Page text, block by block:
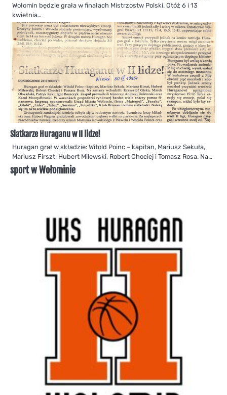
Wołomin będzie grała w finałach Mistrzostw Polski. Otóż 6 i 13
kwietnia…
Siatkarze Huraganu w II lidze!
Huragan grał w składzie: Witold Poinc – kapitan, Mariusz Sekuła,
Mariusz Firszt, Hubert Milewski, Robert Chociej i Tomasz Rosa. Na…
sport w Wołominie